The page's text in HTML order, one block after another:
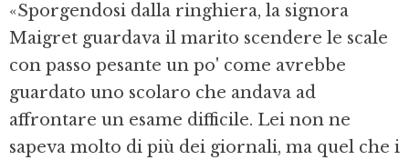
«Sporgendosi dalla ringhiera, la signora
Maigret guardava il marito scendere le scale
con passo pesante un po' come avrebbe
guardato uno scolaro che andava ad
affrontare un esame difficile. Lei non ne
sapeva molto di più dei giornali, ma quel che i